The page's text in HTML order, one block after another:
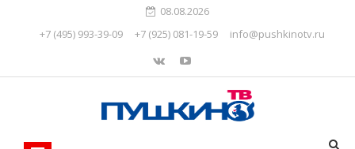
08.08.2026
+7 (495) 993-39-09
+7 (925) 081-19-59 info@pushkinotv.ru